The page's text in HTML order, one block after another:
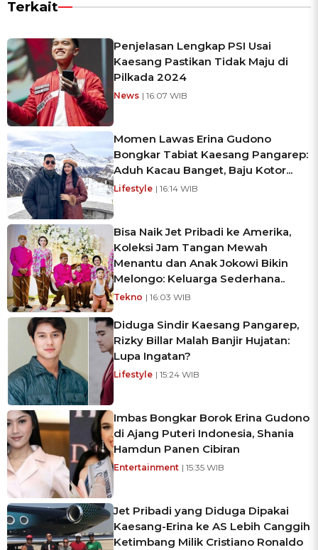
Terkait
Penjelasan Lengkap PSI Usai
Kaesang Pastikan Tidak Maju di
Pilkada 2024
News | 16:07 WIB
Momen Lawas Erina Gudono
Bongkar Tabiat Kaesang Pangarep:
Aduh Kacau Banget, Baju Kotor...
Lifestyle | 16:14 WIB
Bisa Naik Jet Pribadi ke Amerika,
Koleksi Jam Tangan Mewah
Menantu dan Anak Jokowi Bikin
Melongo: Keluarga Sederhana..
Tekno | 16:03 WIB
Diduga Sindir Kaesang Pangarep,
Rizky Billar Malah Banjir Hujatan:
Lupa Ingatan?
Lifestyle | 15:24 WIB
Imbas Bongkar Borok Erina Gudono
di Ajang Puteri Indonesia, Shania
Hamdun Panen Cibiran
Entertainment | 15:35 WIB
Jet Pribadi yang Diduga Dipakai
Kaesang-Erina ke AS Lebih Canggih
Ketimbang Milik Cristiano Ronaldo